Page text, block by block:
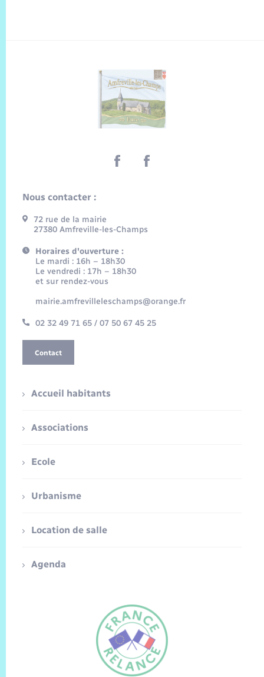
Nous contacter :
72 rue de la mairie
27380 Amfreville-les-Champs
Horaires d'ouverture :
Le mardi : 16h – 18h30
Le vendredi : 17h – 18h30
et sur rendez-vous
mairie.amfrevilleleschamps@orange.fr
02 32 49 71 65 / 07 50 67 45 25
Contact
Accueil habitants
Associations
Ecole
Urbanisme
Location de salle
Agenda